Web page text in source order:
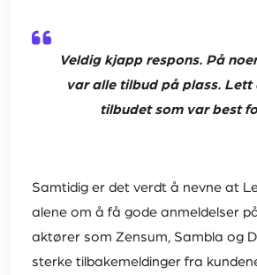
Veldig kjapp respons. På
var alle tilbud på plass. Lett
tilbudet som var best
Samtidig er det verdt å nevne at
alene om å få gode anmeldelser
aktører som Zensum, Sambla og
sterke tilbakemeldinger fra